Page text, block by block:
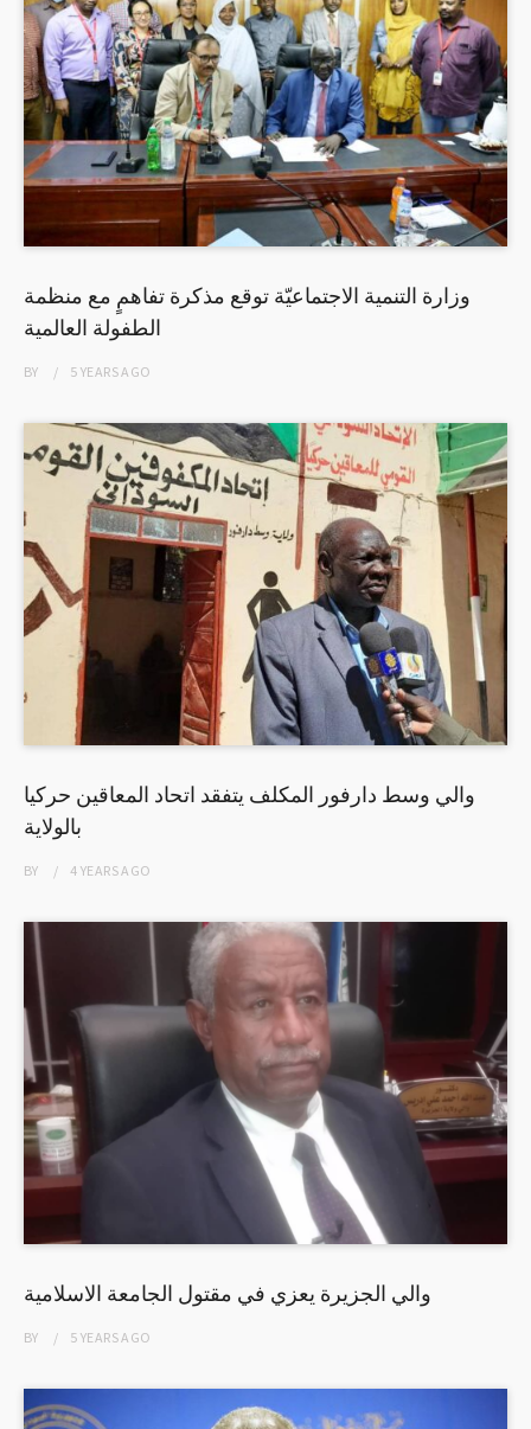
وزارة التنمية الاجتماعيّة توقع مذكرة تفاهمٍ مع منظمة
الطفولة العالمية
BY 5 YEARSAGO
والي وسط دارفور المكلف يتفقد اتحاد المعاقين حركيا
بالولاية
BY 4 YEARSAGO
والي الجزيرة يعزي في مقتول الجامعة الاسلامية
BY 5 YEARSAGO